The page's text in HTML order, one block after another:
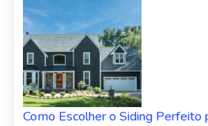
Como Escolher o Siding Perfeito